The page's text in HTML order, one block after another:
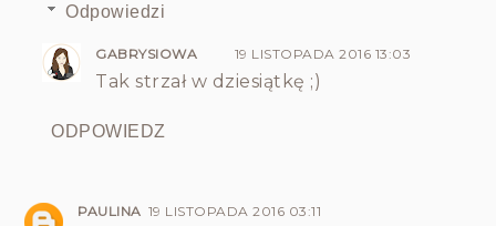
Odpowiedzi
GABRYSIOWA 19 LISTOPADA 2016 13:03
Tak strzał w dziesiątkę ;)
ODPOWIEDZ
PAULINA 19 LISTOPADA 2016 03:11